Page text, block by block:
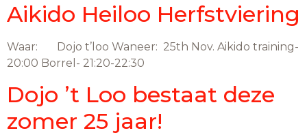
Aikido Heiloo Herfstviering
Waar: Dojo t’loo Waneer: 25th Nov. Aikido training-
20:00 Borrel- 21:20-22:30
Dojo ’t Loo bestaat deze
zomer 25 jaar!